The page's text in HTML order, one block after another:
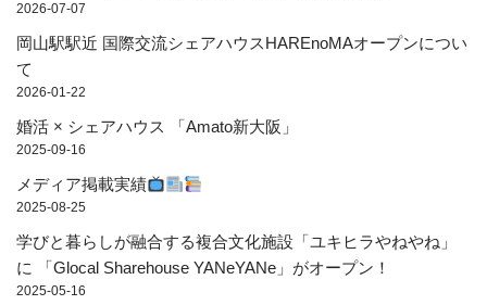
2026-07-07
岡山駅駅近 国際交流シェアハウスHAREnoMAオープンについ
て
2026-01-22
婚活 × シェアハウス 「Amato新大阪」
2025-09-16
メディア掲載実績
2025-08-25
学びと暮らしが融合する複合文化施設「ユキヒラやねやね」
に 「Glocal Sharehouse YANeYANe」がオープン！
2025-05-16